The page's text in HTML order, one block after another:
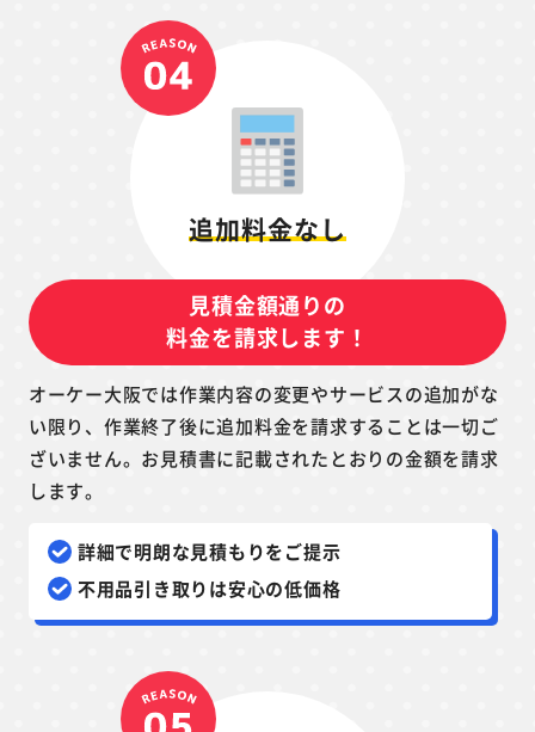
追加料金なし
見積金額通りの
料金を請求します！
オーケー大阪では作業内容の変更やサービスの追加がな
い限り、作業終了後に追加料金を請求することは一切ご
ざいません。お見積書に記載されたとおりの金額を請求
します。
詳細で明朗な見積もりをご提示
不用品引き取りは安心の低価格